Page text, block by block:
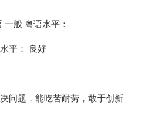
一般 粤语水平：
平： 良好
问题，能吃苦耐劳，敢于创新